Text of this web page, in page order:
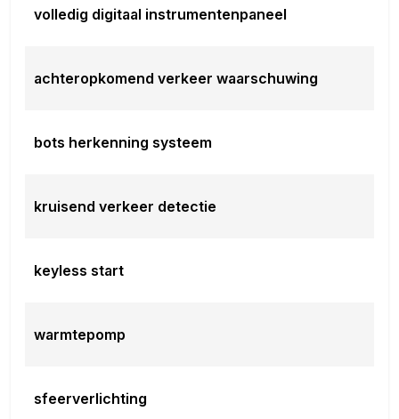
volledig digitaal instrumentenpaneel
achteropkomend verkeer waarschuwing
bots herkenning systeem
kruisend verkeer detectie
keyless start
warmtepomp
sfeerverlichting